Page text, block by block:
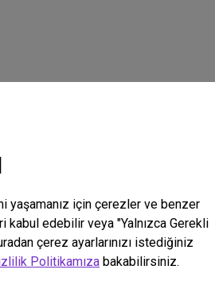
yaşamanız için çerezler ve benzer
edebilir veya "Yalnızca Gerekli
çerez ayarlarınızı istediğiniz
Politikamıza bakabilirsiniz.